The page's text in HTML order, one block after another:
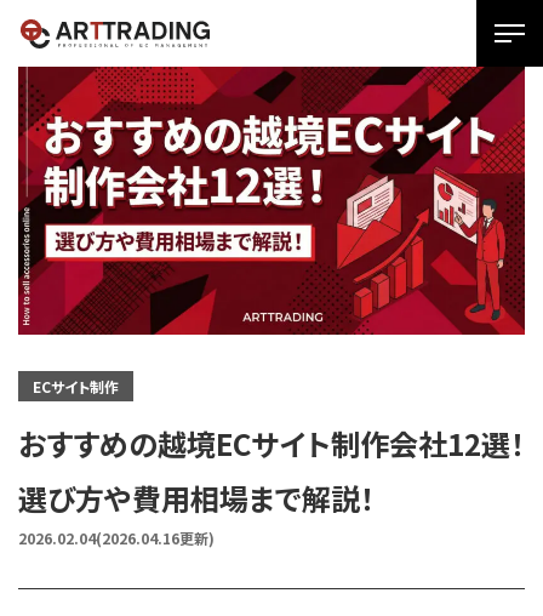
SPメ
ニュ
展
開
用
ボタ
ン
ECサイト制作
おすすめの越境ECサイト制作会社12選！
選び方や費用相場まで解説！
2026.02.04(2026.04.16更新)